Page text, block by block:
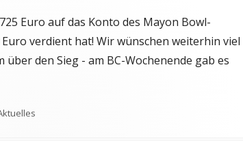
Euro auf das Konto des Mayon Bowl-
verdient hat! Wir wünschen weiterhin viel
den Sieg - am BC-Wochenende gab es